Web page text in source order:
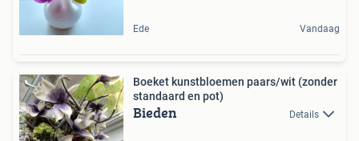
Ede Vandaag
Boeket kunstbloemen paars/wit (zonder
standaard en pot)
Bieden Details